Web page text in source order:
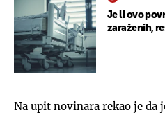
Je li ovo
zaraženih,
Na upit novinara rekao je da